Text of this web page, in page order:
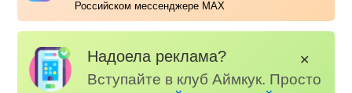
Российском мессенджере MAX
Надоела реклама?
Вступайте в клуб Аймкук. Просто
✕